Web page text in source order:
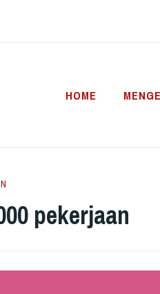
HOME
pekerjaan